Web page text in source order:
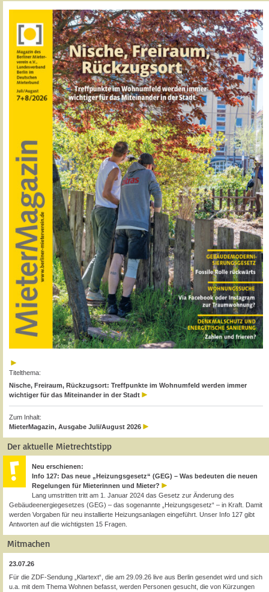
Titelthema:
Nische, Freiraum, Rückzugsort: Treffpunkte im Wohnumfeld werden immer
wichtiger für das Miteinander in der Stadt
Zum Inhalt:
MieterMagazin, Ausgabe Juli/August 2026
Der aktuelle Mietrechtstipp
Neu erschienen:
Info 127: Das neue „Heizungsgesetz“ (GEG) – Was bedeuten die neuen
Regelungen für Mieterinnen und Mieter?
Lang umstritten tritt am 1. Januar 2024 das Gesetz zur Änderung des
Gebäudeenergiegesetzes (GEG) – das sogenannte „Heizungsgesetz“ – in Kraft. Damit
werden Vorgaben für neu installierte Heizungsanlagen eingeführt. Unser Info 127 gibt
Antworten auf die wichtigsten 15 Fragen.
Mitmachen
23.07.26
Für die ZDF-Sendung „Klartext“, die am 29.09.26 live aus Berlin gesendet wird und sich
u.a. mit dem Thema Wohnen befasst, werden Personen gesucht, die von Kürzungen